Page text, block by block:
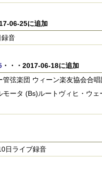
06-25に追加
録音
・・・2017-06-18に追加
弦楽団 ウィーン楽友協会合
ータ (Bs)ルートヴィヒ・ウェ
日ライブ録音